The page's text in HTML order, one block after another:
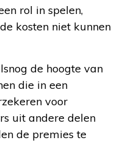
rol in spelen,
kosten niet kunnen
de hoogte van
die in een
voor
uit andere delen
de premies te